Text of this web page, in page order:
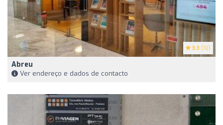
3.3 (10)
Abreu
Ver endereço e dados de contacto